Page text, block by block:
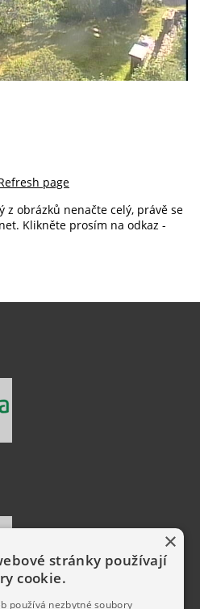
page
z obrázků nenačte celý, právě se
Klikněte prosím na odkaz -
×
stránky používají
cookie.
používá nezbytné soubory